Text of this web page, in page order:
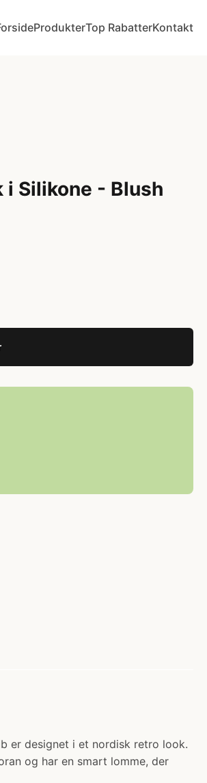
ProdukterTop RabatterKontakt
i Silikone - Blush
er designet i et nordisk retro look.
og har en smart lomme, der